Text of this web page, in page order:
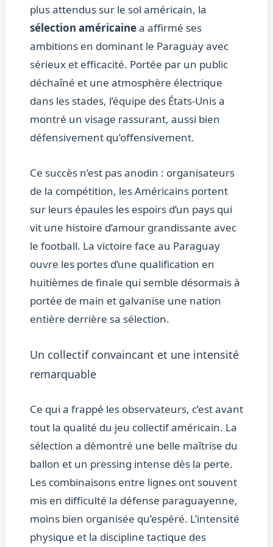
plus attendus sur le sol américain, la
sélection américainea affirmé ses
ambitions en dominant le Paraguay avec
sérieux et efficacité. Portée par un public
déchaîné et une atmosphère électrique
dans les stades, l’équipe des États-Unis a
montré un visage rassurant, aussi bien
défensivement qu’offensivement.
Ce succès n’est pas anodin : organisateurs
de la compétition, les Américains portent
sur leurs épaules les espoirs d’un pays qui
vit une histoire d’amour grandissante avec
le football. La victoire face au Paraguay
ouvre les portes d’une qualification en
huitièmes de finale qui semble désormais à
portée de main et galvanise une nation
entière derrière sa sélection.
Un collectif convaincant et une intensité
remarquable
Ce qui a frappé les observateurs, c’est avant
tout la qualité du jeu collectif américain. La
sélection a démontré une belle maîtrise du
ballon et un pressing intense dès la perte.
Les combinaisons entre lignes ont souvent
mis en difficulté la défense paraguayenne,
moins bien organisée qu’espéré. L’intensité
physique et la discipline tactique des